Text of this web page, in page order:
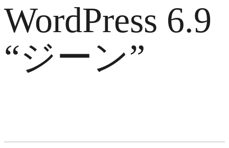
WordPress 6.9
“ジーン”